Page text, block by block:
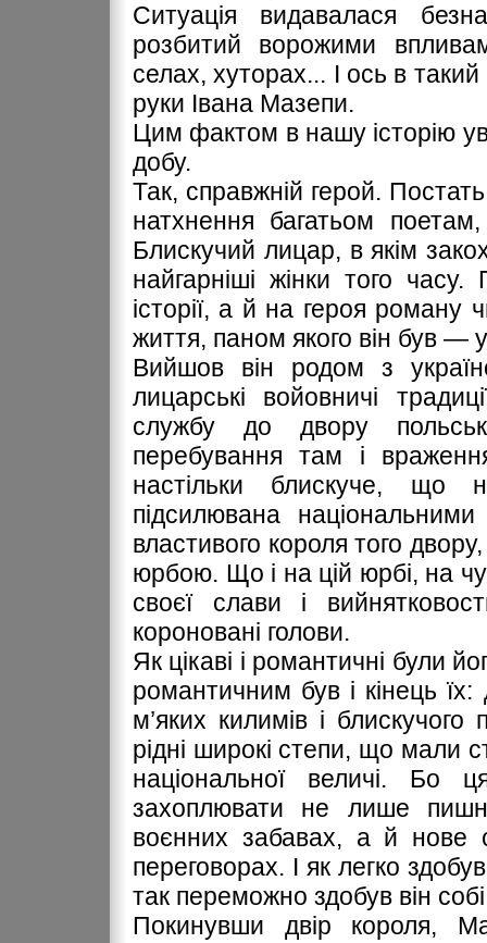
Ситуація видавалася
розбитий ворожими
селах, хуторах... І ось в
руки Івана Мазепи.
Цим фактом в нашу історію
добу.
Так, справжній герой.
натхнення багатьом
Блискучий лицар, в якім
найгарніші жінки того
історії, а й на героя роману
життя, паном якого він був — у
Вийшов він родом з
лицарські войовничі
службу до двору
перебування там і
настільки блискуче, що
підсилювана
властивого короля того
юрбою. Що і на цій юрбі, на
своєї слави і
короновані голови.
Як цікаві і романтичні були
романтичним був і кінець їх:
м’яких килимів і
рідні широкі степи, що мали
національної величі. Бо
захоплювати не лише
воєнних забавах, а й нове
переговорах. І як легко
так переможно здобув він
Покинувши двір короля,